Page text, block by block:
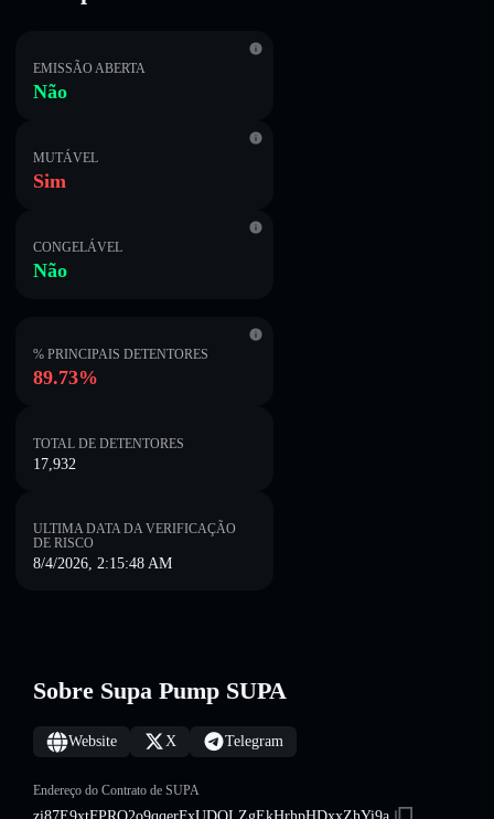
EMISSÃO ABERTA
Não
MUTÁVEL
Sim
CONGELÁVEL
Não
% PRINCIPAIS DETENTORES
89.73%
TOTAL DE DETENTORES
17,932
ULTIMA DATA DA VERIFICAÇÃO
DE RISCO
8/4/2026, 2:15:48 AM
Sobre Supa Pump SUPA
Website X Telegram
Endereço do Contrato de SUPA